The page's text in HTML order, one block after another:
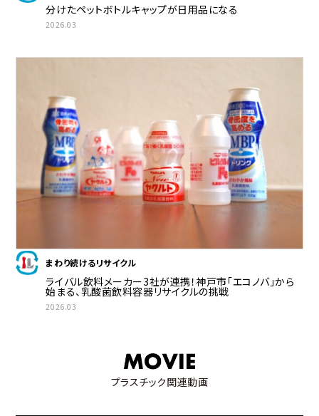
分けたペットボトルキャップが日用品になる
2026.03
まわり続けるリサイクル
ライバル飲料メーカー3社が連携！神戸市「エコノバ」から
始まる、乳酸菌飲料容器リサイクルの挑戦
2026.03
プラスチック関連動画